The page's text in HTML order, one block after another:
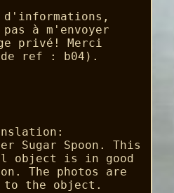
d'informations,
à m'envoyer
privé! Merci
de ref : b04).
Sugar Spoon. This
object is in good
The photos are
to the object.